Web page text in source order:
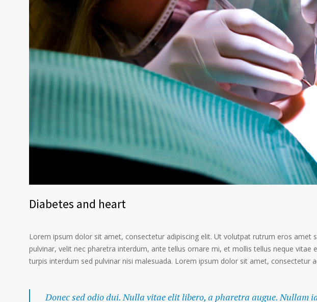
Diabetes and heart
Lorem ipsum dolor sit amet, consectetur adipiscing elit. Ut volutpat rutrum eros amet
pulvinar, velit nec pharetra interdum, ante tellus ornare mi, et mollis tellus neque vitae
turpis interdum sed pulvinar nisi malesuada. Lorem ipsum dolor sit amet, consectetur
Donec sed odio dui. Nulla vitae elit libero, a pharetra augue. Nullam